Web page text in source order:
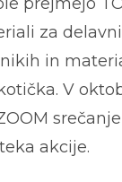
za
in
V
akcije.